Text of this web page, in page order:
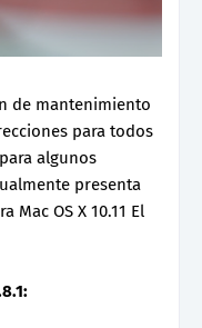
de mantenimiento
para todos
algunos
presenta
OS X 10.11 El